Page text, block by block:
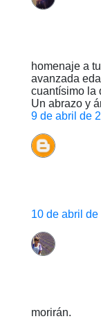
homenaje a
avanzada
cuantísimo la
Un abrazo y
9 de abril de
10 de abril
morirán.